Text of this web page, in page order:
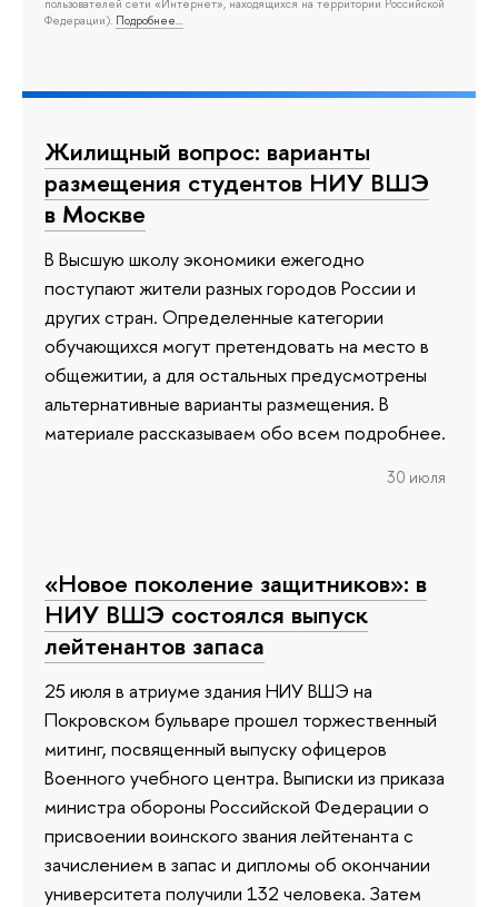
Федерации). Подробнее…
Жилищный вопрос: варианты
размещения студентов НИУ ВШЭ
в Москве
В Высшую школу экономики ежегодно
поступают жители разных городов России и
других стран. Определенные категории
обучающихся могут претендовать на место в
общежитии, а для остальных предусмотрены
альтернативные варианты размещения. В
материале рассказываем обо всем подробнее.
30 июля
«Новое поколение защитников»: в
НИУ ВШЭ состоялся выпуск
лейтенантов запаса
25 июля в атриуме здания НИУ ВШЭ на
Покровском бульваре прошел торжественный
митинг, посвященный выпуску офицеров
Военного учебного центра. Выписки из приказа
министра обороны Российской Федерации о
присвоении воинского звания лейтенанта с
зачислением в запас и дипломы об окончании
университета получили 132 человека. Затем